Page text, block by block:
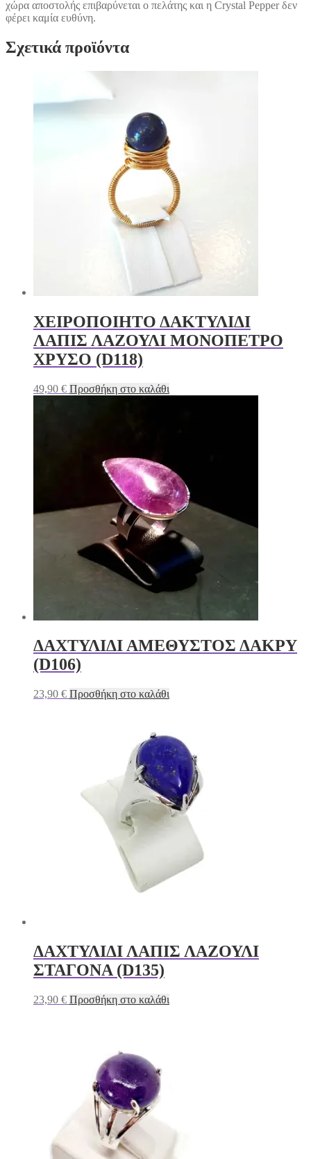
χώρα αποστολής επιβαρύνεται ο πελάτης και η Crystal Pepper δεν
φέρει καμία ευθύνη.
Σχετικά προϊόντα
ΧΕΙΡΟΠΟΙΗΤΟ ΔΑΚΤΥΛΙΔΙ
ΛΑΠΙΣ ΛΑΖΟΥΛΙ ΜΟΝΟΠΕΤΡΟ
ΧΡΥΣΟ (D118)
49,90 € Προσθήκη στο καλάθι
ΔΑΧΤΥΛΙΔΙ ΑΜΕΘΥΣΤΟΣ ΔΑΚΡΥ
(D106)
23,90 € Προσθήκη στο καλάθι
ΔΑΧΤΥΛΙΔΙ ΛΑΠΙΣ ΛΑΖΟΥΛΙ
ΣΤΑΓΟΝΑ (D135)
23,90 € Προσθήκη στο καλάθι